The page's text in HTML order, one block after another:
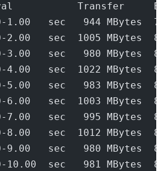
Transfer
1.00   sec   944
2.00   sec  1005
3.00   sec   980
4.00   sec  1022
5.00   sec   983
6.00   sec  1003
7.00   sec   995
8.00   sec  1012
9.00   sec   980
10.00  sec   981